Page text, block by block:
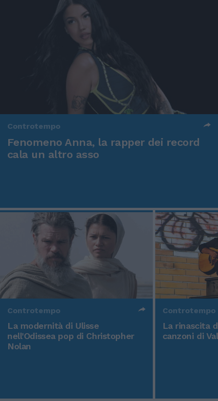
Controtempo
Fenomeno Anna, la rapper dei record
cala un altro asso
Controtempo
La modernità di Ulisse
nell'Odissea pop di Christopher
Nolan
Controtempo
La rinascita
canzoni di